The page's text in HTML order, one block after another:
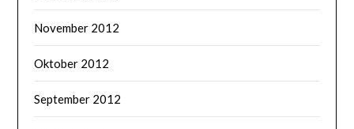
November 2012
Oktober 2012
September 2012